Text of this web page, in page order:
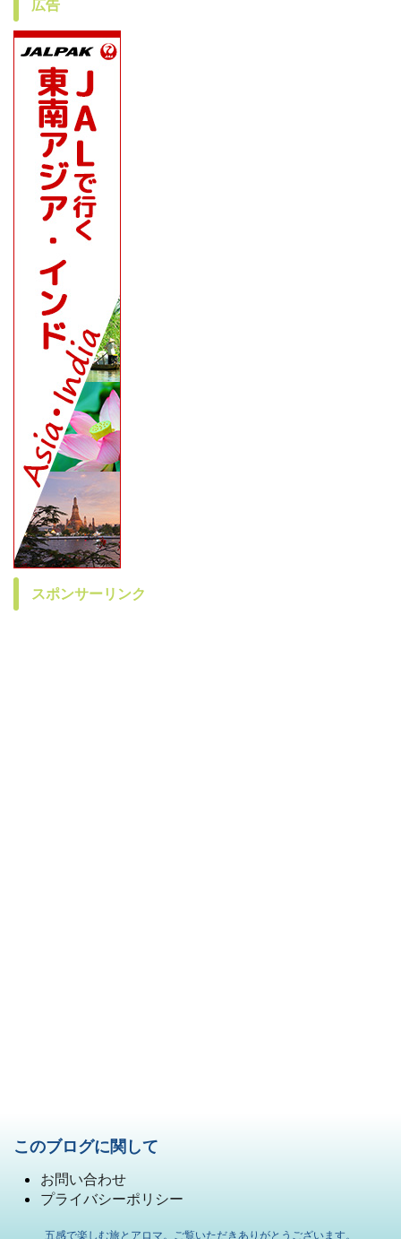
広告
スポンサーリンク
このブログに関して
お問い合わせ
プライバシーポリシー
五感で楽しむ旅とアロマ。ご覧いただきありがとうございます。